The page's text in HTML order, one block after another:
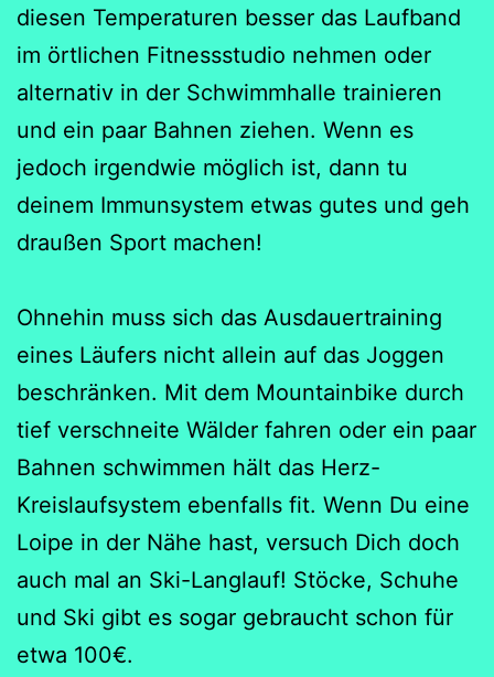
diesen Temperaturen besser das Laufband
im örtlichen Fitnessstudio nehmen oder
alternativ in der Schwimmhalle trainieren
und ein paar Bahnen ziehen. Wenn es
jedoch irgendwie möglich ist, dann tu
deinem Immunsystem etwas gutes und geh
draußen Sport machen!
Ohnehin muss sich das Ausdauertraining
eines Läufers nicht allein auf das Joggen
beschränken. Mit dem Mountainbike durch
tief verschneite Wälder fahren oder ein paar
Bahnen schwimmen hält das Herz-
Kreislaufsystem ebenfalls fit. Wenn Du eine
Loipe in der Nähe hast, versuch Dich doch
auch mal an Ski-Langlauf! Stöcke, Schuhe
und Ski gibt es sogar gebraucht schon für
etwa 100€.